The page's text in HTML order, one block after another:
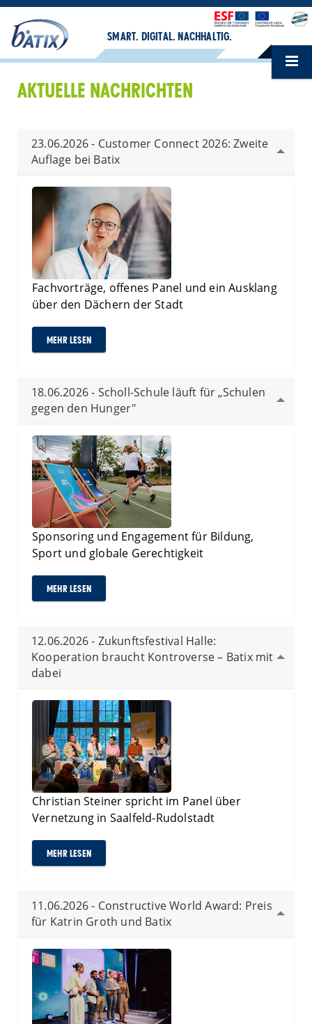
SMART. DIGITAL. NACHHALTIG.
AKTUELLE NACHRICHTEN
23.06.2026 - Customer Connect 2026: Zweite
Auflage bei Batix
Fachvorträge, offenes Panel und ein Ausklang
über den Dächern der Stadt
MEHR LESEN
18.06.2026 - Scholl-Schule läuft für „Schulen
gegen den Hunger"
Sponsoring und Engagement für Bildung,
Sport und globale Gerechtigkeit
MEHR LESEN
12.06.2026 - Zukunftsfestival Halle:
Kooperation braucht Kontroverse – Batix mit
dabei
Christian Steiner spricht im Panel über
Vernetzung in Saalfeld-Rudolstadt
MEHR LESEN
11.06.2026 - Constructive World Award: Preis
für Katrin Groth und Batix